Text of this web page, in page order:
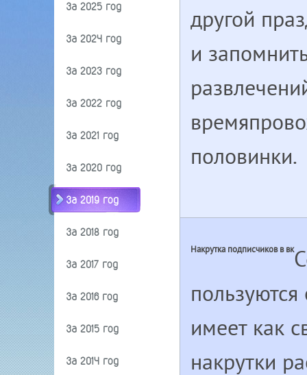
За 2025 год
За 2024 год
За 2023 год
За 2022 год
За 2021 год
За 2020 год
За 2019 год
За 2018 год
За 2017 год
За 2016 год
За 2015 год
За 2014 год
другой
и
половинки.
Накрутка подписчиков в вк
имеет как
накрутки